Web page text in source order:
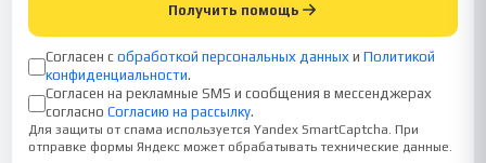
Получить помощь
Согласен с обработкой персональных данных и Политикой
конфиденциальности.
Согласен на рекламные SMS и сообщения в мессенджерах
согласно Согласию на рассылку.
Для защиты от спама используется Yandex SmartCaptcha. При
отправке формы Яндекс может обрабатывать технические данные.